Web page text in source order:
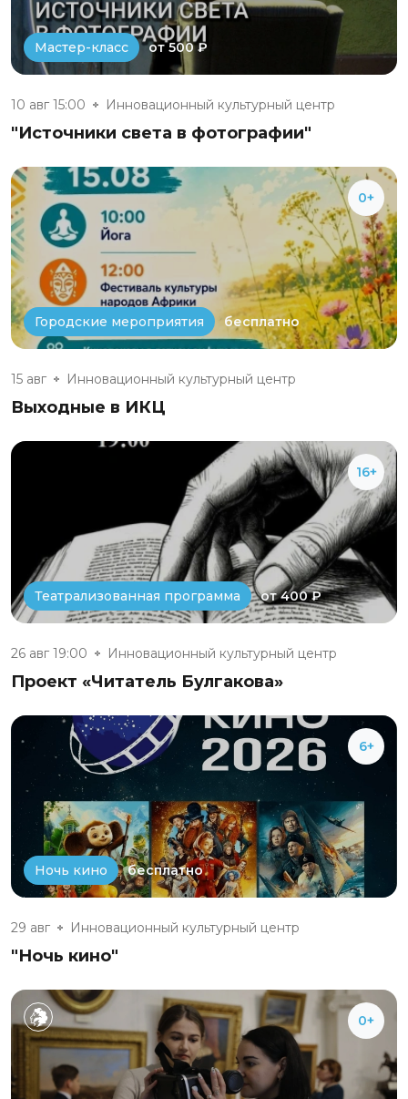
Мастер-класс от 500 ₽
10 авг 15:00 Инновационный культурный центр
"Источники света в фотографии"
0+
Городские мероприятия бесплатно
15 авг Инновационный культурный центр
Выходные в ИКЦ
16+
Театрализованная программа от 400 ₽
26 авг 19:00 Инновационный культурный центр
Проект «Читатель Булгакова»
6+
Ночь кино бесплатно
29 авг Инновационный культурный центр
"Ночь кино"
0+